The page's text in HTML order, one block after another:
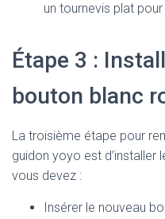
un tournevis plat
Étape 3 :
bouton blanc
La troisième étape pour
guidon yoyo est d’installer
vous devez :
Insérer le nouveau